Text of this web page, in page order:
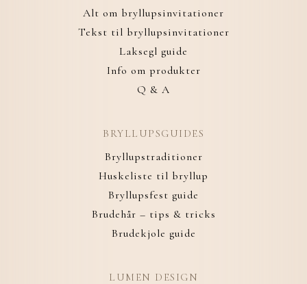
Alt om bryllupsinvitationer
Tekst til bryllupsinvitationer
Laksegl guide
Info om produkter
Q & A
BRYLLUPSGUIDES
Bryllupstraditioner
Huskeliste til bryllup
Bryllupsfest guide
Brudehår – tips & tricks
Brudekjole guide
LUMEN DESIGN